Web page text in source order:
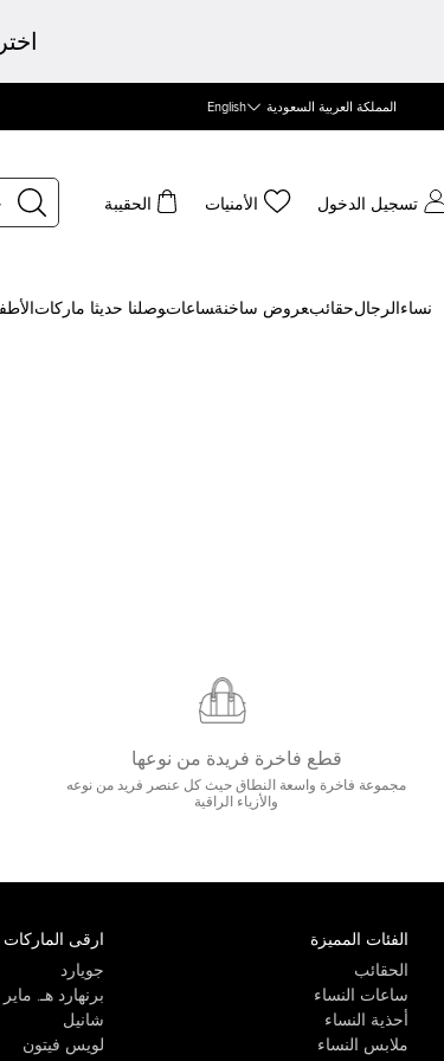
المملكة العربية السعودية English
تسجيل الدخول الأمنيات الحقيبة
نساء الرجالحقائب‍عروض ساخنة‍ساعات‍وصلنا حديثا ‍ ماركات
قطع فاخرة فريدة من نوعها
مجموعة فاخرة واسعة النطاق حيث كل عنصر فريد من نوعه
والأزياء الراقية
الفئات المميزة
الحقائب
ساعات النساء
أحذية النساء
ملابس النساء
ارقى الماركات
جويارد
برنهارد هـ. ماير
شانيل
لويس فيتون